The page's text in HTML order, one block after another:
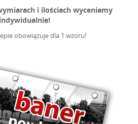
i ilościach wyceniamy
indywidualnie!
obowiązuje dla 1 wzoru!